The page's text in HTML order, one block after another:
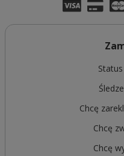
Chcę
Chcę
Chcę